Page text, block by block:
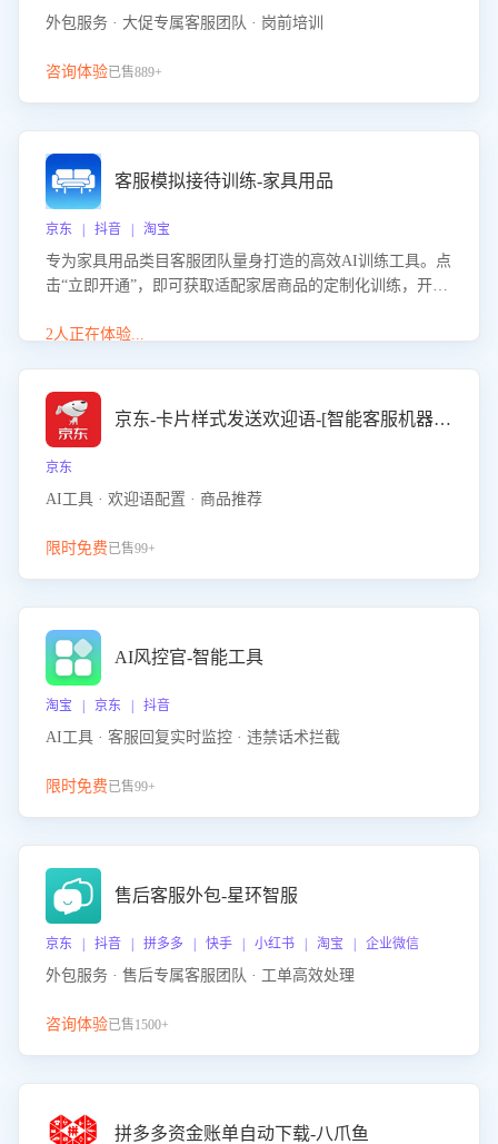
外包服务 · 大促专属客服团队 · 岗前培训
咨询体验已售889+
客服模拟接待训练-家具用品
京东 | 抖音 | 淘宝
专为家具用品类目客服团队量身打造的高效AI训练工具。点
击“立即开通”，即可获取适配家居商品的定制化训练，开启
能、尺寸参数咨询等高频场景下的专业应对能力。
2人正在体验...
京东-卡片样式发送欢迎语-[智能客服机器人]
京东
AI工具 · 欢迎语配置 · 商品推荐
限时免费已售99+
AI风控官-智能工具
淘宝 | 京东 | 抖音
AI工具 · 客服回复实时监控 · 违禁话术拦截
限时免费已售99+
售后客服外包-星环智服
京东 | 抖音 | 拼多多 | 快手 | 小红书 | 淘宝 | 企业微信
外包服务 · 售后专属客服团队 · 工单高效处理
咨询体验已售1500+
拼多多资金账单自动下载-八爪鱼